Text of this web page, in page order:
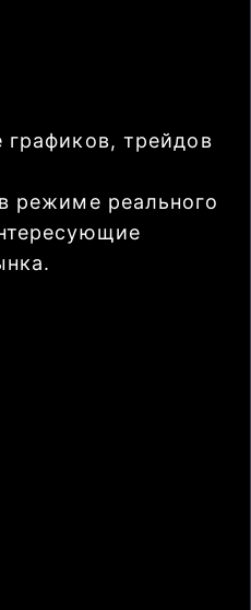
трейдов
режиме реального